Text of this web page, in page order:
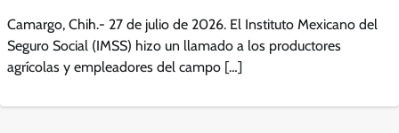
Camargo, Chih.- 27 de julio de 2026. El Instituto Mexicano del
Seguro Social (IMSS) hizo un llamado a los productores
agrícolas y empleadores del campo […]